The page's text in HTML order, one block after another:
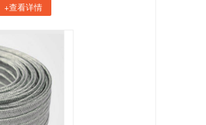
+查看详情